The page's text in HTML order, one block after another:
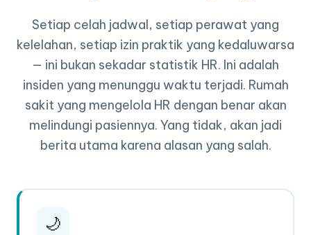
Setiap celah jadwal, setiap perawat yang
kelelahan, setiap izin praktik yang kedaluwarsa
— ini bukan sekadar statistik HR. Ini adalah
insiden yang menunggu waktu terjadi. Rumah
sakit yang mengelola HR dengan benar akan
melindungi pasiennya. Yang tidak, akan jadi
berita utama karena alasan yang salah.
🌙